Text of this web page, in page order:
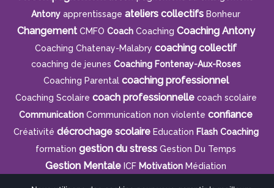
Antony apprentissage ateliers collectifs Bonheur
Changement CMFO Coach Coaching Coaching Antony
Coaching Chatenay-Malabry coaching collectif
coaching de jeunes Coaching Fontenay-Aux-Roses
Coaching Parental coaching professionnel
Coaching Scolaire coach professionnelle coach scolaire
Communication Communication non violente confiance
Créativité décrochage scolaire Education Flash Coaching
formation gestion du stress Gestion Du Temps
Gestion Mentale ICF Motivation Médiation